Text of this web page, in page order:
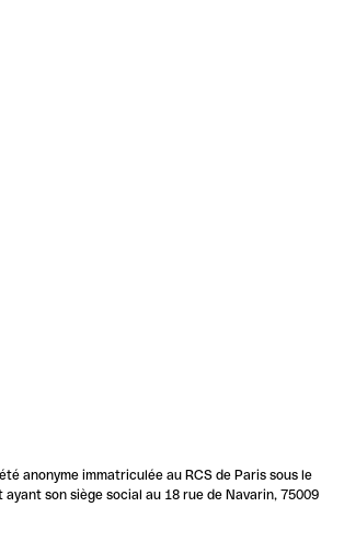
anonyme immatriculée au RCS de Paris sous le
ayant son siège social au 18 rue de Navarin, 75009